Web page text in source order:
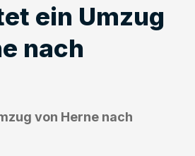
ein Umzug
nach
von Herne nach